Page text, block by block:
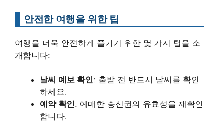
안전한 여행을 위한 팁
여행을 더욱 안전하게 즐기기 위한 몇 가지 팁을 소
개합니다:
날씨 예보 확인: 출발 전 반드시 날씨를 확인
하세요.
예약 확인: 예매한 승선권의 유효성을 재확인
합니다.